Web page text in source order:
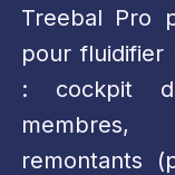
Treebal Pro
pour fluidifier
: cockpit
membres,
remontants